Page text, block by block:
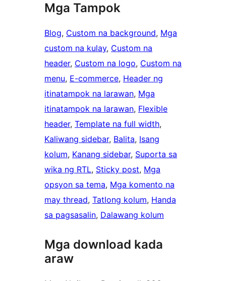
Mga Tampok
Blog, Custom na background, Mga
custom na kulay, Custom na
header, Custom na logo, Custom na
menu, E-commerce, Header ng
itinatampok na larawan, Mga
itinatampok na larawan, Flexible
header, Template na full width
Kaliwang sidebar, Balita, Isang
kolum, Kanang sidebar, Suporta sa
wika ng RTL, Sticky post, Mga
opsyon sa tema, Mga komento na
may thread, Tatlong kolum, Handa
sa pagsasalin, Dalawang kolum
Mga download kada
araw